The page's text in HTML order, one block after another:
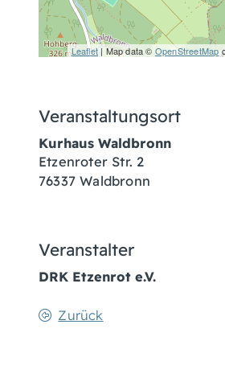
Leaflet| Map data © OpenStreetMap
Veranstaltungsort
Kurhaus Waldbronn
Etzenroter Str. 2
76337 Waldbronn
Veranstalter
DRK Etzenrot e.V.
Zurück